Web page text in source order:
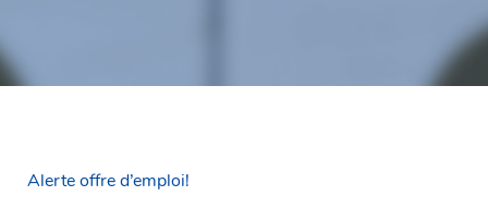
Alerte offre d’emploi!